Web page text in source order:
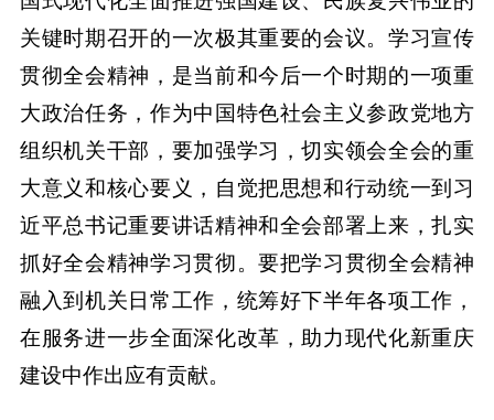
关键时期召开的一次极其重要的会议。学习宣传
贯彻全会精神，是当前和今后一个时期的一项重
大政治任务，作为中国特色社会主义参政党地方
组织机关干部，要加强学习，切实领会全会的重
大意义和核心要义，自觉把思想和行动统一到习
近平总书记重要讲话精神和全会部署上来，扎实
抓好全会精神学习贯彻。要把学习贯彻全会精神
融入到机关日常工作，统筹好下半年各项工作，
在服务进一步全面深化改革，助力现代化新重庆
建设中作出应有贡献。